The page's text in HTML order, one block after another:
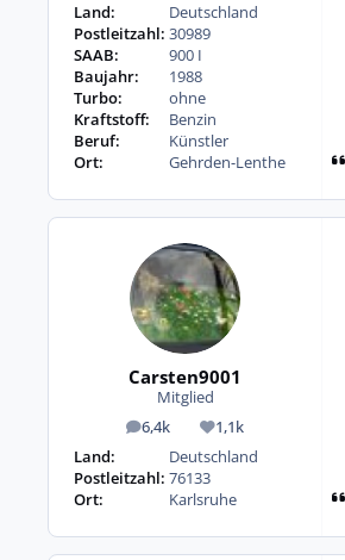
Land:
Deutschland
Postleitzahl: 30989
SAAB:
900 I
Baujahr:
1988
Turbo:
ohne
Kraftstoff:
Benzin
Beruf:
Künstler
Ort:
Gehrden-Lenthe
Carsten9001
Mitglied
6,4k
Beiträge 1,1k
Reputation
Land:
Deutschland
Postleitzahl: 76133
Ort:
Karlsruhe